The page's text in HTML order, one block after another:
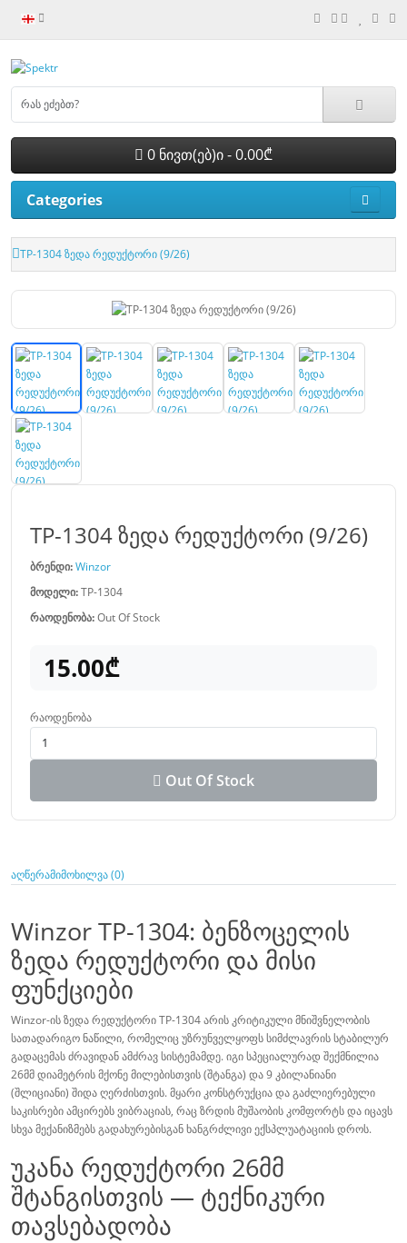
0 ნივთ(ებ)ი - 0.00₾
Categories
TP-1304 ზედა რედუქტორი (9/26)
TP-1304 ზედა რედუქტორი (9/26)
ბრენდი:Winzor
მოდელი:TP-1304
რაოდენობა:Out Of Stock
15.00₾
რაოდენობა
Out Of Stock
აღწერამიმოხილვა (0)
Winzor TP-1304: ბენზოცელის
ზედა რედუქტორი და მისი
ფუნქციები
Winzor-ის ზედა რედუქტორი TP-1304 არის კრიტიკული მნიშვნელობის
სათადარიგო ნაწილი, რომელიც უზრუნველყოფს სიმძლავრის სტაბილურ
გადაცემას ძრავიდან ამძრავ სისტემამდე. იგი სპეციალურად შექმნილია
26მმ დიამეტრის მქონე მილებისთვის (შტანგა) და 9 კბილანიანი
(შლიციანი) შიდა ღერძისთვის. მყარი კონსტრუქცია და გაძლიერებული
საკისრები ამცირებს ვიბრაციას, რაც ზრდის მუშაობის კომფორტს და იცავს
სხვა მექანიზმებს გადახურებისგან ხანგრძლივი ექსპლუატაციის დროს.
უკანა რედუქტორი 26მმ
შტანგისთვის — ტექნიკური
თავსებადობა